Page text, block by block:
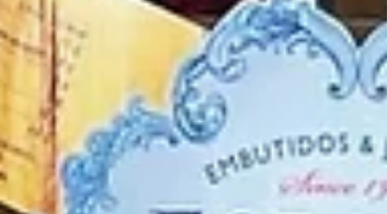
Seguimos con acciones del proyecto de cooperación
MURCIA RURAL , en esta ocasión en Yecla. ADC